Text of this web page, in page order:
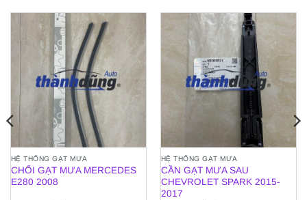
HỆ THỐNG GẠT MƯA
CHỔI GẠT MƯA MERCEDES
E280 2008
HỆ THỐNG GẠT MƯA
CẦN GẠT MƯA SAU
CHEVROLET SPARK 2015-
2017